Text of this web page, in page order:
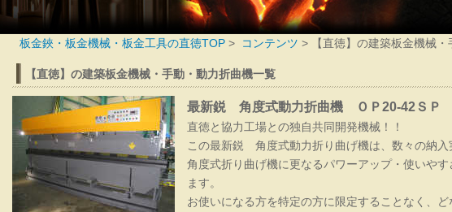
最新カタログ
Home
直徳オリジナル鋏
板金鋏・板金機械・板金工具の直徳TOP > コンテンツ > 【直徳】の建築板金機械
【直徳】の建築板金機械・手動・動力折曲機一覧
最新鋭 角度式動力折曲機 ＯＰ20-42ＳＰ
直徳と協力工場との独自共同開発機械！！
この最新鋭 角度式動力折り曲げ機は、数々の納入
角度式折り曲げ機に更なるパワーアップ・使いやす
ます。
お使いになる方を特定の方に限定することなく、ど